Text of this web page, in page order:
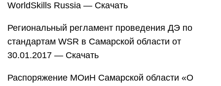
WorldSkills Russia — Скачать
Региональный регламент проведения ДЭ по
стандартам WSR в Самарской области от
30.01.2017 — Скачать
Распоряжение МОиН Самарской области «О